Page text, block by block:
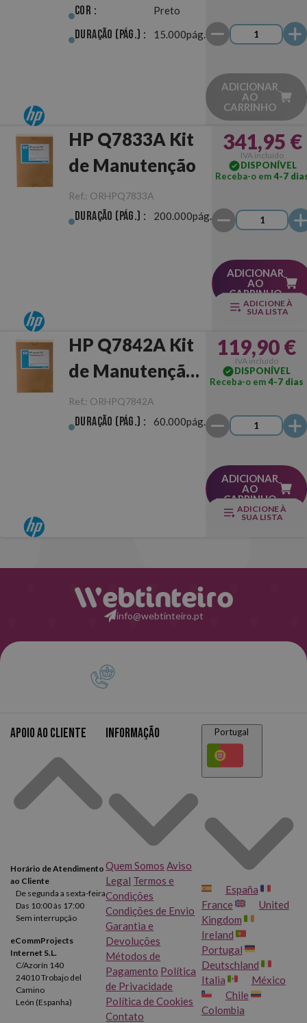
Cor : Preto
Duração (pág.) : 15.000pág.
ADICIONAR
AO
CARRINHO
HP Q7833A Kit
de Manutenção
Ref.: ORHPQ7833A
Duração (pág.) : 200.000pág.
341,95 €
IVA incluído
DISPONÍVEL
Receba-o em4-7
ADICIONAR
AO
CARRINHO
ADICIONE À
SUA LISTA
HP Q7842A Kit
de Manutenção
do ADF
Ref.: ORHPQ7842A
Duração (pág.) : 60.000pág.
119,90 €
IVA incluído
DISPONÍVEL
Receba-o em4-7 dias
ADICIONAR
AO
CARRINHO
ADICIONE À
SUA LISTA
info@webtinteiro.pt
Apoio ao cliente
Horário de Atendimento
ao Cliente
De segunda a sexta-feira
Das 10:00 às 17:00
Sem interrupção
eCommProjects
Internet S.L.
C/Azorín 140
24010 Trobajo del
Camino
León (Espanha)
Informação
Quem Somos Aviso
Legal Termos e
Condições
Condições de Envio
Garantia e
Devoluções
Métodos de
Pagamento Política
de Privacidade
Política de Cookies
Contato
Portugal
España
France
United
Kingdom
Ireland
Portugal
Deutschland
Italia
México
Chile
Colombia